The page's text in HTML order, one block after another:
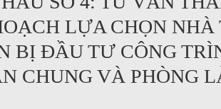
LỰA CHỌN
BỊ ĐẦU TƯ CÔNG
CHUNG VÀ PHÒNG